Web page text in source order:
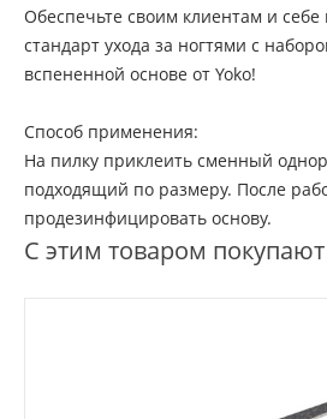
Обеспечьте своим клиентам и
стандарт ухода за ногтями с
вспененной основе от Yoko!
Способ применения:
На пилку приклеить сменный
подходящий по размеру. После
продезинфицировать основу.
С этим товаром покупают